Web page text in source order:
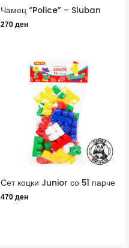
Чамец “Police” – Sluban
270 ден
Сет коцки Junior со 51 парче
470 ден